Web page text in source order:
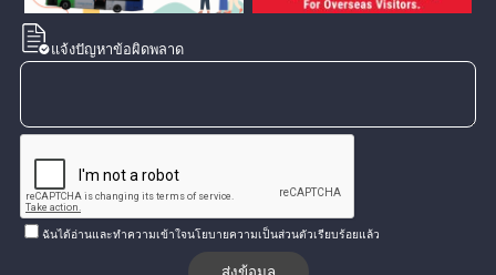
แจ้งปัญหาข้อผิดพลาด
ฉันได้อ่านและทำความเข้าใจนโยบายความเป็นส่วนตัวเรียบร้อยแล้ว